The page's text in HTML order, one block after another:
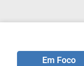
Em Foco